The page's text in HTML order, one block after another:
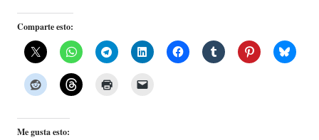
Comparte esto:
Me gusta esto: